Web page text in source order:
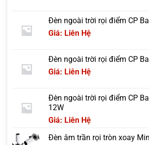
Đèn ngoài trời rọi điểm CP
Giá: Liên Hệ
Đèn ngoài trời rọi điểm CP
Giá: Liên Hệ
Đèn ngoài trời rọi điểm CP
12W
Giá: Liên Hệ
Đèn âm trần rọi tròn xoay